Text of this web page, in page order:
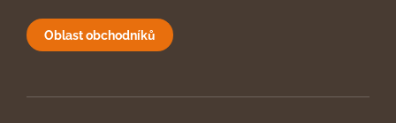
Oblast obchodníků